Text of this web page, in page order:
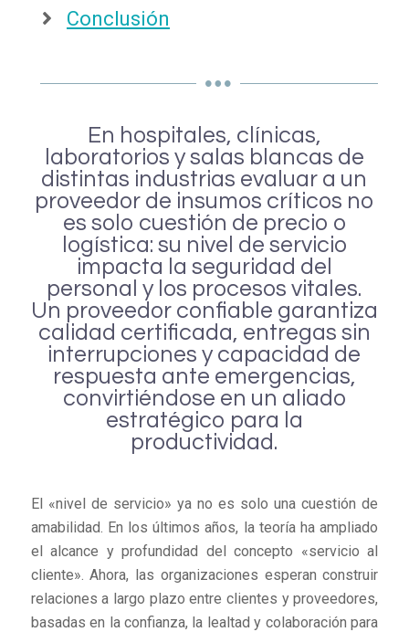
Conclusión
En hospitales, clínicas,
laboratorios y salas blancas de
distintas industrias evaluar a un
proveedor de insumos críticos no
es solo cuestión de precio o
logística: su nivel de servicio
impacta la seguridad del
personal y los procesos vitales.
Un proveedor confiable garantiza
calidad certificada, entregas sin
interrupciones y capacidad de
respuesta ante emergencias,
convirtiéndose en un aliado
estratégico para la
productividad.
El «nivel de servicio» ya no es solo una cuestión de
amabilidad. En los últimos años, la teoría ha ampliado
el alcance y profundidad del concepto «servicio al
cliente». Ahora, las organizaciones esperan construir
relaciones a largo plazo entre clientes y proveedores,
basadas en la confianza, la lealtad y colaboración para